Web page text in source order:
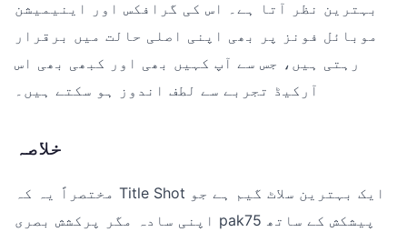
بہترین نظر آتا ہے۔ اس کی گرافکس اور اینیمیشن
موبائل فونز پر بھی اپنی اصلی حالت میں برقرار
رہتی ہیں، جس سے آپ کہیں بھی اور کبھی بھی اس
آرکیڈ تجربے سے لطف اندوز ہو سکتے ہیں۔
خلاصہ
مختصراً یہ کہ Title Shot ایک بہترین سلاٹ گیم ہے جو
اپنی سادہ مگر پرکشش بصری pak75 پیشکش کے ساتھ